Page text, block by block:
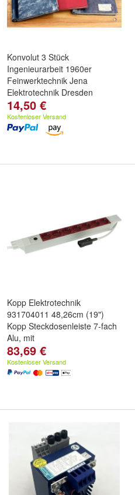
Konvolut 3 Stück
Ingenieurarbeit 1960er
Feinwerktechnik Jena
Elektrotechnik Dresden
14,50 €
Kostenloser Versand
Kopp Elektrotechnik
931704011 48,26cm (19")
Kopp Steckdosenleiste 7-fach
Alu, mit
83,69 €
Kostenloser Versand